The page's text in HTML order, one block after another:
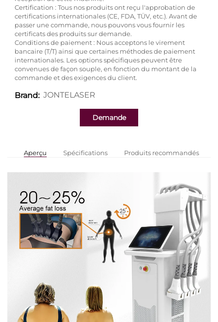
Certification : Tous nos produits ont reçu l'approbation de
certifications internationales (CE, FDA, TÜV, etc.). Avant de
passer une commande, nous pouvons vous fournir les
certificats des produits sur demande.
Conditions de paiement : Nous acceptons le virement
bancaire (T/T) ainsi que certaines méthodes de paiement
internationales. Les options spécifiques peuvent être
convenues de façon souple, en fonction du montant de la
commande et des exigences du client.
Brand: JONTELASER
Demande
Aperçu Spécifications Produits recommandés